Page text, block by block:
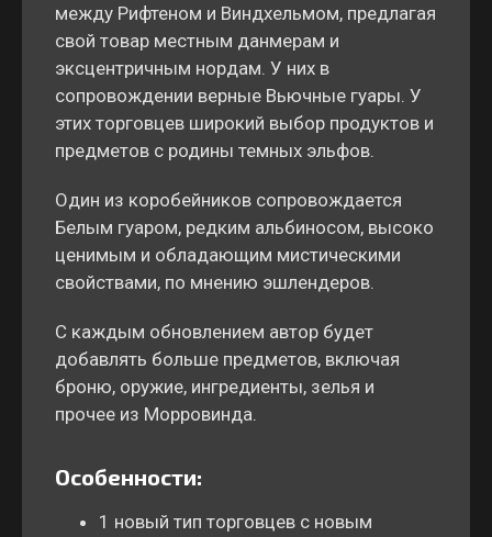
между Рифтеном и Виндхельмом, предлагая
свой товар местным данмерам и
эксцентричным нордам. У них в
сопровождении верные Вьючные гуары. У
этих торговцев широкий выбор продуктов и
предметов с родины темных эльфов.
Один из коробейников сопровождается
Белым гуаром, редким альбиносом, высоко
ценимым и обладающим мистическими
свойствами, по мнению эшлендеров.
С каждым обновлением автор будет
добавлять больше предметов, включая
броню, оружие, ингредиенты, зелья и
прочее из Морровинда.
Особенности:
1 новый тип торговцев с новым